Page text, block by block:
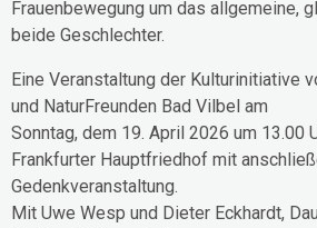
Frauenbewegung um das allgemeine,
beide Geschlechter.
Eine Veranstaltung der Kulturinitiative
und NaturFreunden Bad Vilbel am
Sonntag, dem 19. April 2026 um 13.00
Frankfurter Hauptfriedhof mit
Gedenkveranstaltung.
Mit Uwe Wesp und Dieter Eckhardt,